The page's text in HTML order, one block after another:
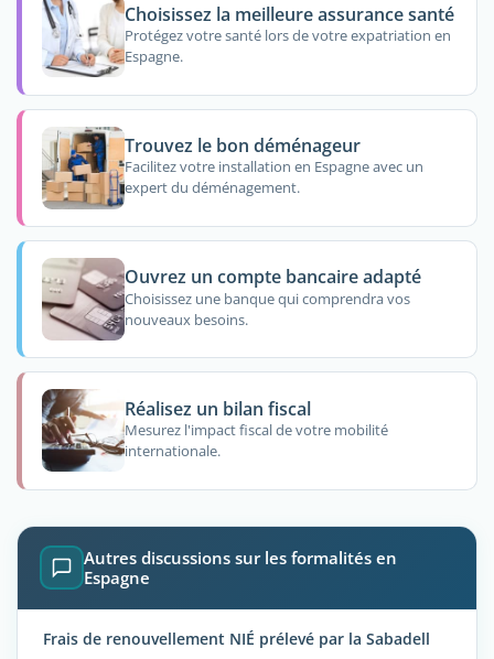
Choisissez la meilleure assurance santé
Protégez votre santé lors de votre expatriation en
Espagne.
Trouvez le bon déménageur
Facilitez votre installation en Espagne avec un
expert du déménagement.
Ouvrez un compte bancaire adapté
Choisissez une banque qui comprendra vos
nouveaux besoins.
Réalisez un bilan fiscal
Mesurez l'impact fiscal de votre mobilité
internationale.
Autres discussions sur les formalités en
Espagne
Frais de renouvellement NIÉ prélevé par la Sabadell